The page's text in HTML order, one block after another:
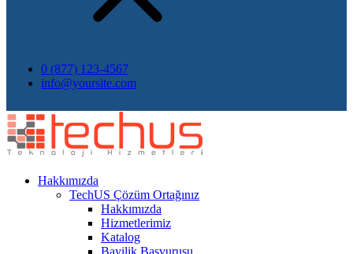
0 (877) 123-4567
info@yoursite.com
Hakkımızda
TechUS Çözüm Ortağınız
Hakkımızda
Hizmetlerimiz
Katalog
Bayilik Başvurusu